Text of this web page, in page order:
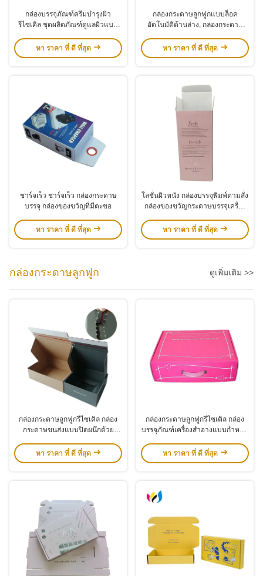
กล่องบรรจุภัณฑ์ครีมบำรุงผิว
รีไซเคิล ชุดผลิตภัณฑ์ดูแลผิวแบบ
หา ราคา ที่ ดี ที่สุด
กล่องกระดาษลูกฟูกแบบล็อค
อัตโนมัติด้านล่าง, กล่องกระดาษ
ภัณฑ์เครื่องสำอาง
หา ราคา ที่ ดี ที่สุด
ชาร์จเร็ว ชาร์จเร็ว กล่องกระดาษ
บรรจุ กล่องของขวัญที่มีตะขอ
หา ราคา ที่ ดี ที่สุด
โลชั่นผิวหนัง กล่องบรรจุพิมพ์ตามสั่ง
กล่องของขวัญกระดาษบรรจุเครื่อง
หา ราคา ที่ ดี ที่สุด
กล่องกระดาษลูกฟูก ดูเพิ่มเติม >>
กล่องกระดาษลูกฟูกรีไซเคิล กล่อง
กระดาษขนส่งแบบปิดผนึกด้วย
หา ราคา ที่ ดี ที่สุด
กล่องกระดาษลูกฟูกรีไซเคิล กล่อง
บรรจุภัณฑ์เครื่องสำอางแบบกำหนด
หา ราคา ที่ ดี ที่สุด